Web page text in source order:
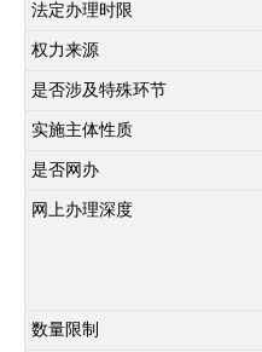
法定办理时限
权力来源
是否涉及特殊环节
实施主体性质
是否网办
网上办理深度
数量限制